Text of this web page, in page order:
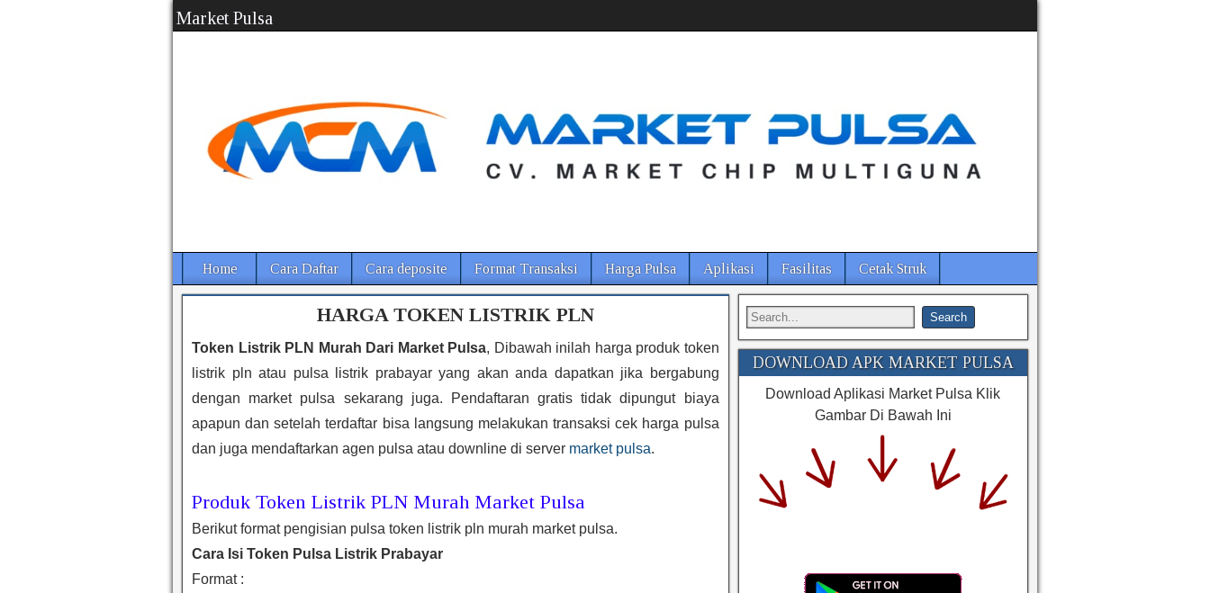
Market Pulsa
Home Cara Daftar Cara deposite Format Transaksi Harga Pulsa Aplikasi Fasilitas Cetak Struk
HARGA TOKEN LISTRIK PLN
Token Listrik PLN Murah Dari Market Pulsa, Dibawah inilah harga produk token
listrik pln atau pulsa listrik prabayar yang akan anda dapatkan jika bergabung
dengan market pulsa sekarang juga. Pendaftaran gratis tidak dipungut biaya
apapun dan setelah terdaftar bisa langsung melakukan transaksi cek harga pulsa
dan juga mendaftarkan agen pulsa atau downline di server market pulsa.
Produk Token Listrik PLN Murah Market Pulsa
Berikut format pengisian pulsa token listrik pln murah market pulsa.
Cara Isi Token Pulsa Listrik Prabayar
Format :
DOWNLOAD APK MARKET PULSA
Download Aplikasi Market Pulsa Klik
Gambar Di Bawah Ini